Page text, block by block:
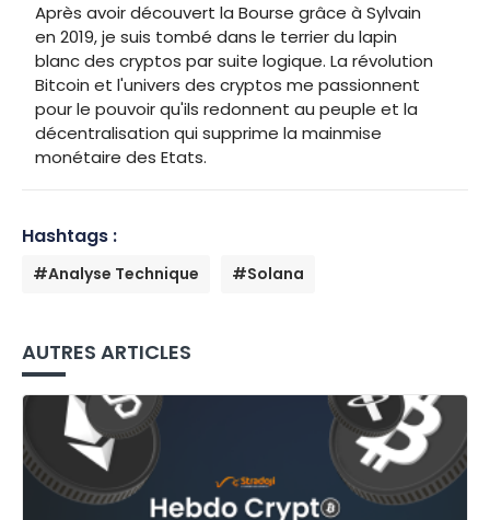
Après avoir découvert la Bourse grâce à Sylvain
en 2019, je suis tombé dans le terrier du lapin
blanc des cryptos par suite logique. La révolution
Bitcoin et l'univers des cryptos me passionnent
pour le pouvoir qu'ils redonnent au peuple et la
décentralisation qui supprime la mainmise
monétaire des Etats.
Hashtags :
#Analyse Technique #Solana
AUTRES ARTICLES